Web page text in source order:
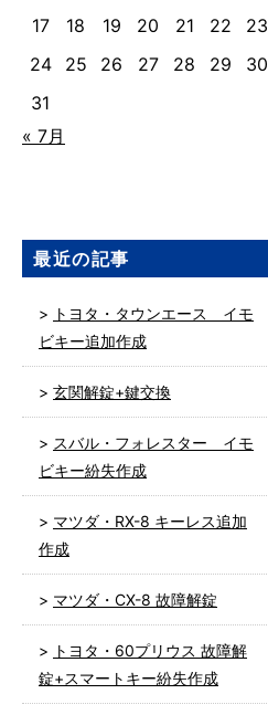
17
18 19 20 21 22
23
24
25 26 27 28 29
30
31
« 7月
最近の記事
トヨタ・タウンエース イモ
ビキー追加作成
玄関解錠+鍵交換
スバル・フォレスター イモ
ビキー紛失作成
マツダ・RX-8 キーレス追加
作成
マツダ・CX-8 故障解錠
トヨタ・60プリウス 故障解
錠+スマートキー紛失作成